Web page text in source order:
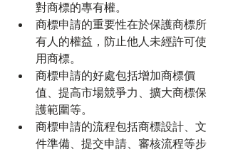
對商標的專有權。
商標申請的重要性在於保護商標所
有人的權益，防止他人未經許可使
用商標。
商標申請的好處包括增加商標價
值、提高市場競爭力、擴大商標保
護範圍等。
商標申請的流程包括商標設計、文
件準備、提交申請、審核流程等步